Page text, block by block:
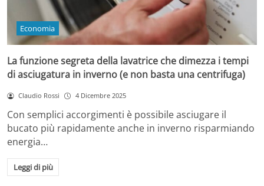
Economia
La funzione segreta della lavatrice che dimezza i tempi
di asciugatura in inverno (e non basta una centrifuga)
Claudio Rossi 4 Dicembre 2025
Con semplici accorgimenti è possibile asciugare il
bucato più rapidamente anche in inverno risparmiando
energia…
Leggi di più